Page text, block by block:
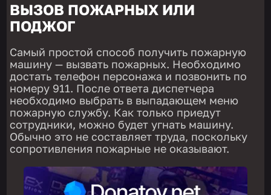
ВЫЗОВ ПОЖАРНЫХ ИЛИ
ПОДЖОГ
Самый простой способ получить пожарную
машину — вызвать пожарных. Необходимо
достать телефон персонажа и позвонить по
номеру 911. После ответа диспетчера
необходимо выбрать в выпадающем меню
пожарную службу. Как только приедут
сотрудники, можно будет угнать машину.
Обычно это не составляет труда, поскольку
сопротивления пожарные не оказывают.